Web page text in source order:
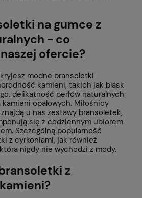
na gumce z
- co
ofercie?
modne bransoletki
kamieni, takich jak blask
delikatność perłów naturalnych
opalowych. Miłośnicy
u nas zestawy bransoletek,
się z codziennym ubiorem
Szczególną popularność
z cyrkoniami, jak również
nigdy nie wychodzi z mody.
z